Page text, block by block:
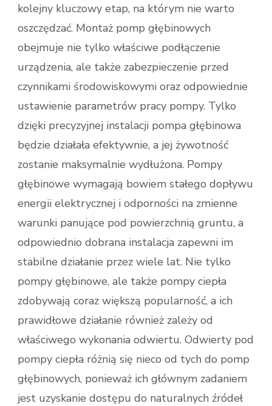
kolejny kluczowy etap, na którym nie warto
oszczędzać. Montaż pomp głębinowych
obejmuje nie tylko właściwe podłączenie
urządzenia, ale także zabezpieczenie przed
czynnikami środowiskowymi oraz odpowiednie
ustawienie parametrów pracy pompy. Tylko
dzięki precyzyjnej instalacji pompa głębinowa
będzie działała efektywnie, a jej żywotność
zostanie maksymalnie wydłużona. Pompy
głębinowe wymagają bowiem stałego dopływu
energii elektrycznej i odporności na zmienne
warunki panujące pod powierzchnią gruntu, a
odpowiednio dobrana instalacja zapewni im
stabilne działanie przez wiele lat. Nie tylko
pompy głębinowe, ale także pompy ciepła
zdobywają coraz większą popularność, a ich
prawidłowe działanie również zależy od
właściwego wykonania odwiertu. Odwierty pod
pompy ciepła różnią się nieco od tych do pomp
głębinowych, ponieważ ich głównym zadaniem
jest uzyskanie dostępu do naturalnych źródeł